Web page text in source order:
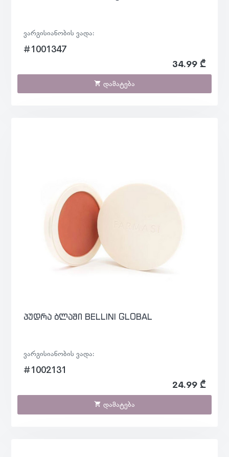
ვარგისიანობის ვადა:
#1001347
34.99 ₾
დამატება
პუდრა ბლაში BELLINI GLOBAL
ვარგისიანობის ვადა:
#1002131
24.99 ₾
დამატება